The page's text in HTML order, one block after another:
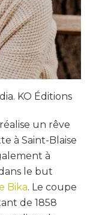
KO Éditions
un rêve
à Saint-Blaise
à
le but
Bika. Le coupe
de 1858